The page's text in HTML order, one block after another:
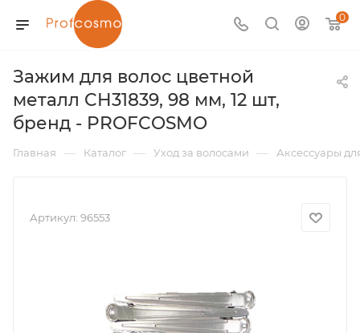
0
Зажим для волос цветной
металл CH31839, 98 мм, 12 шт,
бренд - PROFCOSMO
Главная — Каталог — Уход за волосами — Аксессуары
Артикул: 96553